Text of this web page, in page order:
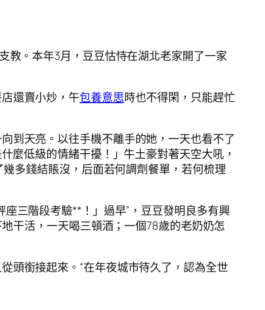
教。本年3月，豆豆怙恃在湖北老家開了一家
還賣小炒，午包養意思時也不得閑，只能趕忙
到天亮。以往手機不離手的她，一天也看不了
麼低級的情緒干擾！」牛土豪對著天空大吼，
幾多錢結賬沒，后面若何調劑餐單，若何梳理
三階段考驗**！」過早”，豆豆發明良多有興
干活，一天喝三頓酒；一個78歲的老奶奶怎
頭銜接起來。“在年夜城市待久了，認為全世